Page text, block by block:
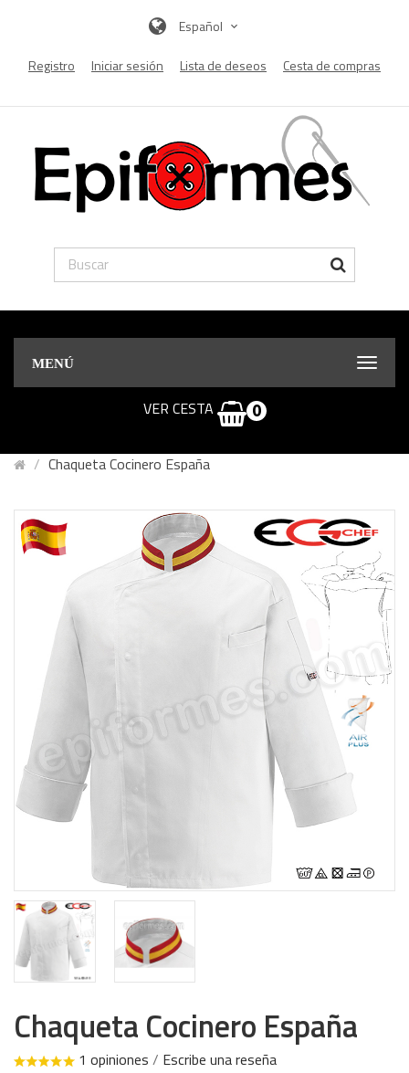
Español
Registro Iniciar sesión Lista de deseos Cesta de compras
MENÚ
VER CESTA 0
Chaqueta Cocinero España
Chaqueta Cocinero España
1 opiniones / Escribe una reseña